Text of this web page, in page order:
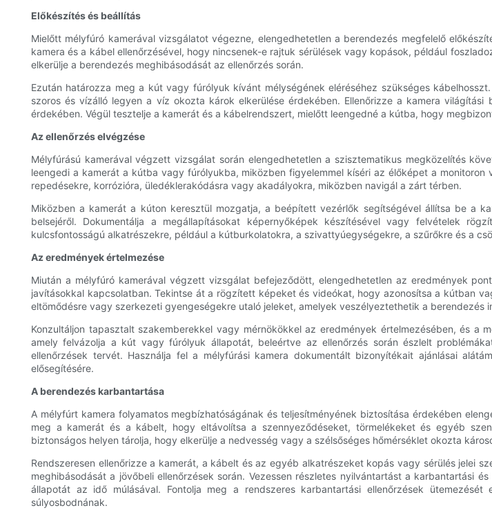
Előkészítés és beállítás
Mielőtt mélyfúró kamerával vizsgálatot végezne, elengedhetetlen a berendezés megfelelő
kamera és a kábel ellenőrzésével, hogy nincsenek-e rajtuk sérülések vagy kopások, például
elkerülje a berendezés meghibásodását az ellenőrzés során.
Ezután határozza meg a kút vagy fúrólyuk kívánt mélységének eléréséhez szükséges
szoros és vízálló legyen a víz okozta károk elkerülése érdekében. Ellenőrizze a kamera
érdekében. Végül tesztelje a kamerát és a kábelrendszert, mielőtt leengedné a kútba, hogy
Az ellenőrzés elvégzése
Mélyfúrású kamerával végzett vizsgálat során elengedhetetlen a szisztematikus megközelítés
leengedi a kamerát a kútba vagy fúrólyukba, miközben figyelemmel kíséri az élőképet a
repedésekre, korrózióra, üledéklerakódásra vagy akadályokra, miközben navigál a zárt térben.
Miközben a kamerát a kúton keresztül mozgatja, a beépített vezérlők segítségével állítsa be a
belsejéről. Dokumentálja a megállapításokat képernyőképek készítésével vagy felvételek
kulcsfontosságú alkatrészekre, például a kútburkolatokra, a szivattyúegységekre, a szűrőkre és a
Az eredmények értelmezése
Miután a mélyfúró kamerával végzett vizsgálat befejeződött, elengedhetetlen az eredmények
javításokkal kapcsolatban. Tekintse át a rögzített képeket és videókat, hogy azonosítsa a kútban
eltömődésre vagy szerkezeti gyengeségekre utaló jeleket, amelyek veszélyeztethetik a
Konzultáljon tapasztalt szakemberekkel vagy mérnökökkel az eredmények értelmezésében, és a
amely felvázolja a kút vagy fúrólyuk állapotát, beleértve az ellenőrzés során észlelt
ellenőrzések tervét. Használja fel a mélyfúrási kamera dokumentált bizonyítékait ajánlásai
elősegítésére.
A berendezés karbantartása
A mélyfúrt kamera folyamatos megbízhatóságának és teljesítményének biztosítása érdekében
meg a kamerát és a kábelt, hogy eltávolítsa a szennyeződéseket, törmelékeket és egyéb
biztonságos helyen tárolja, hogy elkerülje a nedvesség vagy a szélsőséges hőmérséklet okozta
Rendszeresen ellenőrizze a kamerát, a kábelt és az egyéb alkatrészeket kopás vagy sérülés jelei
meghibásodását a jövőbeli ellenőrzések során. Vezessen részletes nyilvántartást a karbantartási
állapotát az idő múlásával. Fontolja meg a rendszeres karbantartási ellenőrzések
súlyosbodnának.